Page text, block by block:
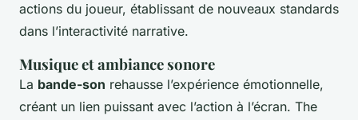
actions du joueur, établissant de nouveaux standards
dans l’interactivité narrative.
Musique et ambiance sonore
La bande-son rehausse l’expérience émotionnelle,
créant un lien puissant avec l’action à l’écran. The